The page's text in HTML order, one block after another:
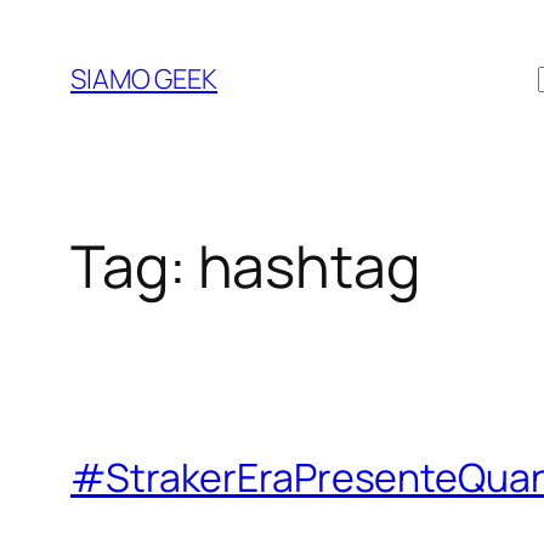
contenuto
SIAMO GEEK
Tag: hashtag